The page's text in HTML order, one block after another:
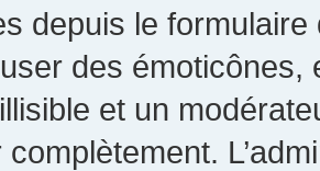
depuis le
des
et un